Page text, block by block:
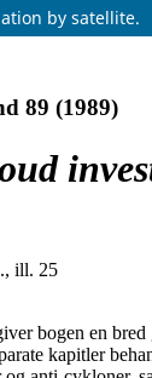
by satellite.